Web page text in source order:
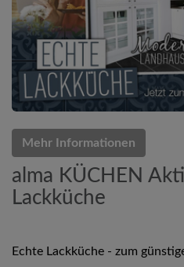
Mehr Informationen
alma KÜCHEN
Lackküche
Echte Lackküche - zum